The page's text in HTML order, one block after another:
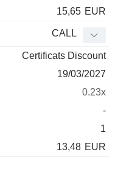
15,65 EUR
CALL
Certificats Discount
19/03/2027
0.23x
-
1
13,48 EUR